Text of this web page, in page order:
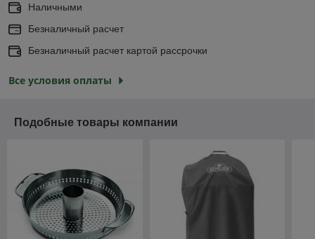
Наличными
Безналичный расчет
Безналичный расчет картой рассрочки
Все условия оплаты
Подобные товары компании